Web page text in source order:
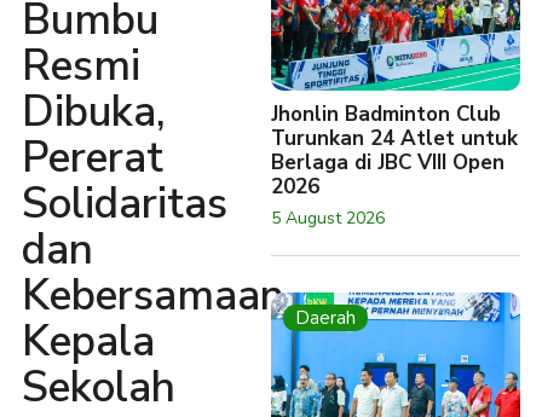
Bumbu
Resmi
Dibuka,
Pererat
Solidaritas
dan
Kebersamaan
Kepala
Sekolah
Jhonlin Badminton Club
Turunkan 24 Atlet untuk
Berlaga di JBC VIII Open
2026
5 August 2026
Daerah